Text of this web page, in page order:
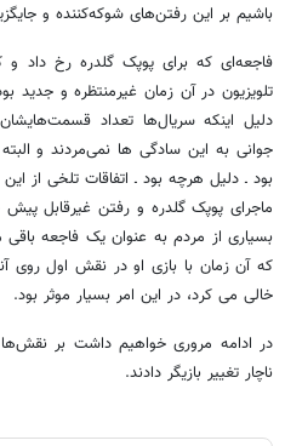
باشیم بر این رفتن‌های شوکه‌کننده و
فاجعه‌ای که برای پوپک گلدره رخ داد و
تلویزیون در آن زمان غیرمنتظره و جدید
دلیل اینکه سریال‌ها تعداد
جوانی به این سادگی ها نمی‌مردند و
بود ـ دلیل هرچه بود ـ اتفاقات تلخی از
ماجرای پوپک گلدره و رفتن غیرقابل
بسیاری از مردم به عنوان یک فاجعه
که آن زمان با بازی او در نقش اول روی
خالی می کرد، در این امر بسیار موثر بود.
در ادامه مروری خواهیم داشت بر
ناچار تغییر بازیگر دادند.